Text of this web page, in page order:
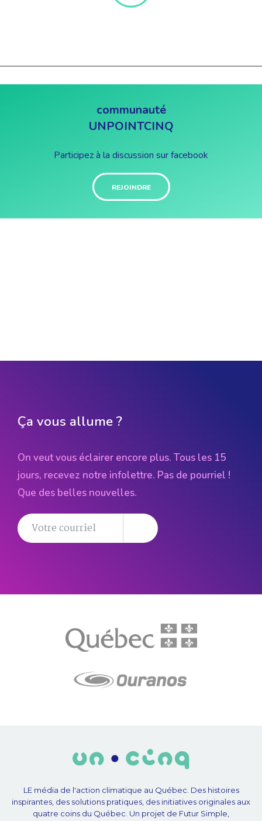
communauté
UNPOINTCINQ
Participez à la discussion sur facebook
REJOINDRE
Ça vous allume ?
On veut vous éclairer encore plus. Tous les 15
jours, recevez notre infolettre. Pas de pourriel !
Que des belles nouvelles.
LE média de l'action climatique au Québec. Des histoires
inspirantes, des solutions pratiques, des initiatives originales aux
quatre coins du Québec. Un projet de Futur Simple,